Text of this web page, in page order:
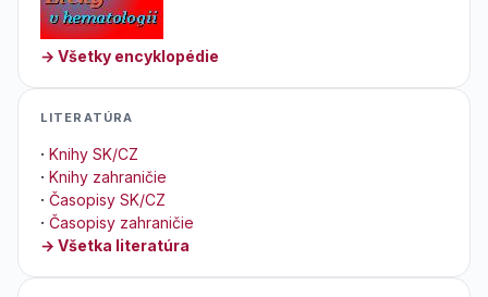
→ Všetky encyklopédie
LITERATÚRA
· Knihy SK/CZ
· Knihy zahraničie
· Časopisy SK/CZ
· Časopisy zahraničie
→ Všetka literatúra